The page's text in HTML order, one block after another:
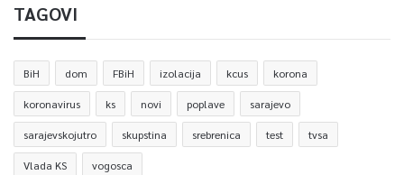
TAGOVI
BiH dom FBiH izolacija kcus korona
koronavirus ks novi poplave sarajevo
sarajevskojutro skupstina srebrenica test tvsa
Vlada KS vogosca